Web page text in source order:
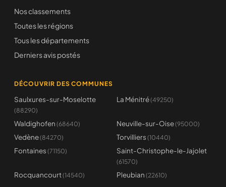
Nos classements
Toutes les régions
Tous les départements
Derniers avis postés
DÉCOUVRIR DES COMMUNES
Saulxures-sur-Moselotte
(88290)
La Ménitré(49250)
Waldighofen (68640) Neuville-sur-Oise(95000)
Vedène(84270) Torvilliers (10440)
Fontaines (71150) Saint-Christophe-le-Jajolet
(61570)
Rocquancourt(14540) Pleubian (22610)